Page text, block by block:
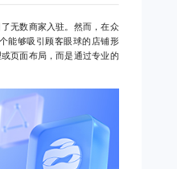
无数商家入驻。然而，在众
能够吸引顾客眼球的店铺形
页面布局，而是通过专业的